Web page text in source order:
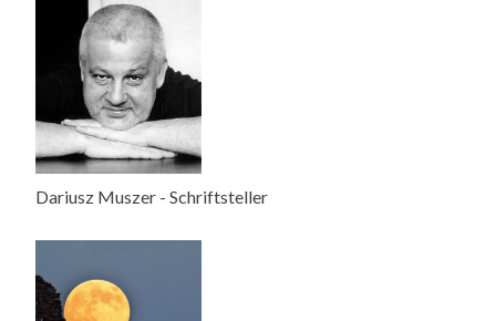
Dariusz Muszer - Schriftsteller